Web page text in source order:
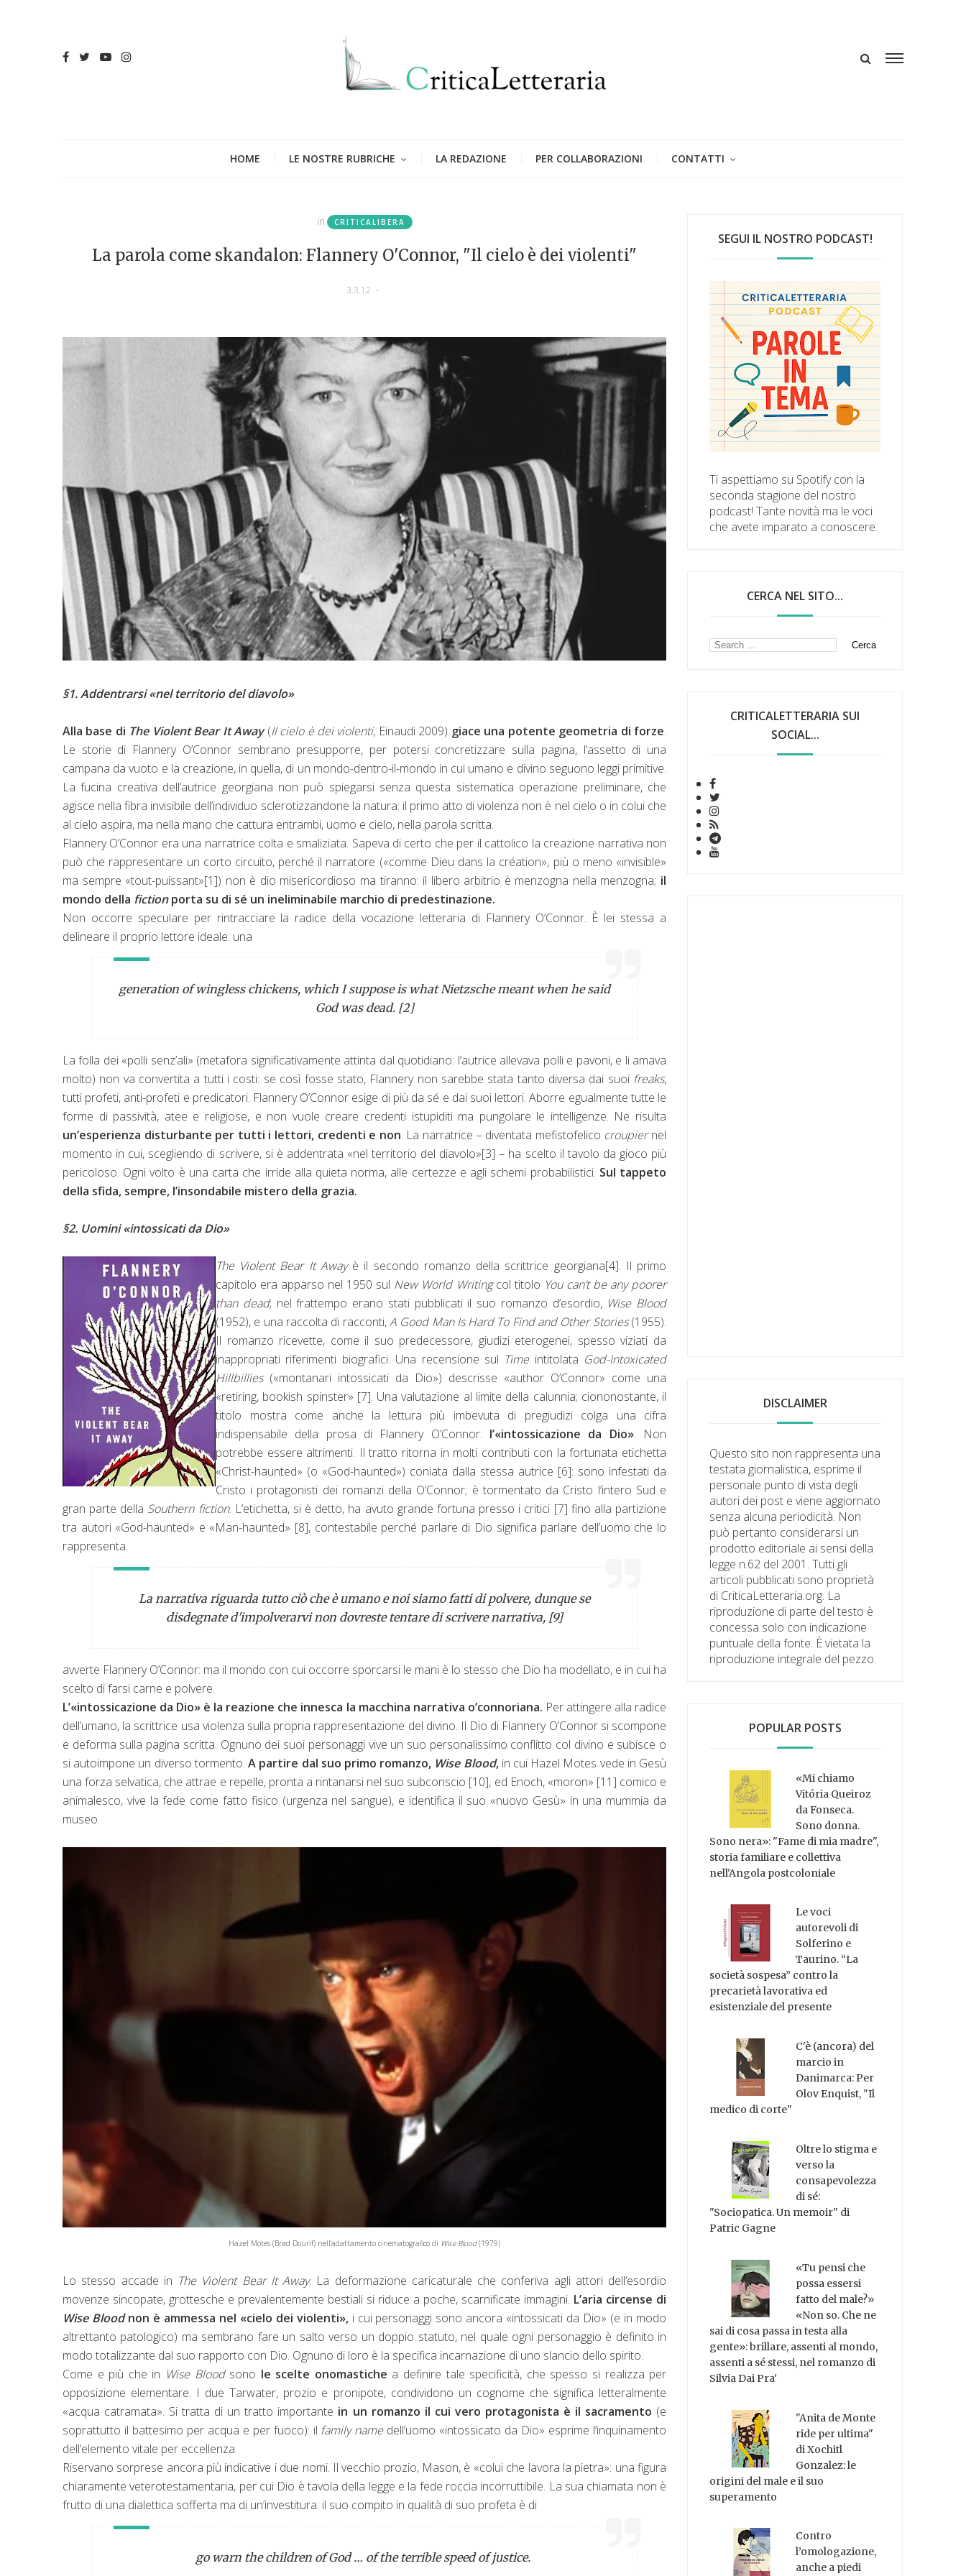
HOME LE NOSTRE RUBRICHE LA REDAZIONE PER COLLABORAZIONI CONTATTI
in CRITICALIBERA
La parola come skandalon: Flannery O'Connor, "Il cielo è dei violenti"
3.3.12 -
§1. Addentrarsi «nel territorio del diavolo»
Alla base di The Violent Bear It Away(Il cielo è dei violenti, Einaudi 2009) giace una potente geometria di forze.
Le storie di Flannery O’Connor sembrano presupporre, per potersi concretizzare sulla pagina, l’assetto di una
campana da vuoto e la creazione, in quella, di un mondo-dentro-il-mondo in cui umano e divino seguono leggi primitive.
La fucina creativa dell’autrice georgiana non può spiegarsi senza questa sistematica operazione preliminare, che
agisce nella fibra invisibile dell’individuo sclerotizzandone la natura: il primo atto di violenza non è nel cielo o in colui che
al cielo aspira, ma nella mano che cattura entrambi, uomo e cielo, nella parola scritta.
Flannery O’Connor era una narratrice colta e smaliziata. Sapeva di certo che per il cattolico la creazione narrativa non
può che rappresentare un corto circuito, perché il narratore («comme Dieu dans la création», più o meno «invisible»
ma sempre «tout-puissant»[1]) non è dio misericordioso ma tiranno: il libero arbitrio è menzogna nella menzogna; il
mondo della fictionporta su di sé un ineliminabile marchio di predestinazione.
Non occorre speculare per rintracciare la radice della vocazione letteraria di Flannery O’Connor. È lei stessa a
delineare il proprio lettore ideale: una
generation of wingless chickens, which I suppose is what Nietzsche meant when he said
God was dead. [2]
La folla dei «polli senz’ali» (metafora significativamente attinta dal quotidiano: l’autrice allevava polli e pavoni, e li amava
molto) non va convertita a tutti i costi: se così fosse stato, Flannery non sarebbe stata tanto diversa dai suoi freaks,
tutti profeti, anti-profeti e predicatori. Flannery O’Connor esige di più da sé e dai suoi lettori. Aborre egualmente tutte le
forme di passività, atee e religiose, e non vuole creare credenti istupiditi ma pungolare le intelligenze. Ne risulta
un’esperienza disturbante per tutti i lettori, credenti e non. La narratrice – diventata mefistofelico croupiernel
momento in cui, scegliendo di scrivere, si è addentrata «nel territorio del diavolo»[3] – ha scelto il tavolo da gioco più
pericoloso. Ogni volto è una carta che irride alla quieta norma, alle certezze e agli schemi probabilistici. Sul tappeto
della sfida, sempre, l’insondabile mistero della grazia.
§2. Uomini «intossicati da Dio»
The Violent Bear It Away è il secondo romanzo della scrittrice georgiana[4]. Il primo
capitolo era apparso nel 1950 sul New World Writingcol titolo You can’t be any poorer
than dead; nel frattempo erano stati pubblicati il suo romanzo d’esordio, Wise Blood
(1952), e una raccolta di racconti,A Good Man Is Hard To Find and Other Stories(1955).
Il romanzo ricevette, come il suo predecessore, giudizi eterogenei, spesso viziati da
inappropriati riferimenti biografici. Una recensione sul Time intitolata God-Intoxicated
Hillbillies(«montanari intossicati da Dio») descrisse «author O’Connor» come una
«retiring, bookish spinster» [7]. Una valutazione al limite della calunnia; ciononostante, il
titolo mostra come anche la lettura più imbevuta di pregiudizi colga una cifra
indispensabile della prosa di Flannery O’Connor: l’«intossicazione da Dio». Non
potrebbe essere altrimenti. Il tratto ritorna in molti contributi con la fortunata etichetta
«Christ-haunted» (o «God-haunted») coniata dalla stessa autrice [6]: sono infestati da
Cristo i protagonisti dei romanzi della O’Connor; è tormentato da Cristo l’intero Sud e
gran parte della Southern fiction. L’etichetta, si è detto, ha avuto grande fortuna presso i critici [7] fino alla partizione
tra autori «God-haunted» e «Man-haunted» [8], contestabile perché parlare di Dio significa parlare dell’uomo che lo
rappresenta.
La narrativa riguarda tutto ciò che è umano e noi siamo fatti di polvere, dunque se
disdegnate d'impolverarvi non dovreste tentare di scrivere narrativa, [9]
avverte Flannery O’Connor: ma il mondo con cui occorre sporcarsi le mani è lo stesso che Dio ha modellato, e in cui ha
scelto di farsi carne e polvere.
L’«intossicazione da Dio» è la reazione che innesca la macchina narrativa o’connoriana. Per attingere alla radice
dell’umano, la scrittrice usa violenza sulla propria rappresentazione del divino. Il Dio di Flannery O’Connor si scompone
e deforma sulla pagina scritta. Ognuno dei suoi personaggi vive un suo personalissimo conflitto col divino e subisce o
si autoimpone un diverso tormento.A partire dal suo primo romanzo, Wise Blood,in cui Hazel Motes vede in Gesù
una forza selvatica, che attrae e repelle, pronta a rintanarsi nel suo subconscio [10], ed Enoch, «moron» [11] comico e
animalesco, vive la fede come fatto fisico (urgenza nel sangue), e identifica il suo «nuovo Gesù» in una mummia da
museo.
Hazel Motes (Brad Dourif) nell'adattamento cinematografico di Wise Blood(1979)
Lo stesso accade in The Violent Bear It Away. La deformazione caricaturale che conferiva agli attori dell’esordio
movenze sincopate, grottesche e prevalentemente bestiali si riduce a poche, scarnificate immagini. L’aria circense di
Wise Bloodnon è ammessa nel «cielo dei violenti»,i cui personaggi sono ancora «intossicati da Dio» (e in modo
altrettanto patologico) ma sembrano fare un salto verso un doppio statuto, nel quale ogni personaggio è definito in
modo totalizzante dal suo rapporto con Dio. Ognuno di loro è la specifica incarnazione di uno slancio dello spirito.
Come e più che in Wise Bloodsono le scelte onomastiche a definire tale specificità, che spesso si realizza per
opposizione elementare. I due Tarwater, prozio e pronipote, condividono un cognome che significa letteralmente
«acqua catramata». Si tratta di un tratto importante in un romanzo il cui vero protagonista è il sacramento (e
soprattutto il battesimo per acqua e per fuoco): il family name dell’uomo «intossicato da Dio» esprime l’inquinamento
dell’elemento vitale per eccellenza.
Riservano sorprese ancora più indicative i due nomi. Il vecchio prozio, Mason, è «colui che lavora la pietra»: una figura
chiaramente veterotestamentaria, per cui Dio è tavola della legge e la fede roccia incorruttibile. La sua chiamata non è
frutto di una dialettica sofferta ma di un’investitura: il suo compito in qualità di suo profeta è di
go warn the children of God … of the terrible speed of justice.
SEGUI IL NOSTRO PODCAST!
Ti aspettiamo su Spotify con la
seconda stagione del nostro
podcast! Tante novità ma le voci
che avete imparato a conoscere.
CERCA NEL SITO...
CRITICALETTERARIA SUI
SOCIAL...
DISCLAIMER
Questo sito non rappresenta una
testata giornalistica, esprime il
personale punto di vista degli
autori dei post e viene aggiornato
senza alcuna periodicità. Non
può pertanto considerarsi un
prodotto editoriale ai sensi della
legge n.62 del 2001. Tutti gli
articoli pubblicati sono proprietà
di CriticaLetteraria.org. La
riproduzione di parte del testo è
concessa solo con indicazione
puntuale della fonte. È vietata la
riproduzione integrale del pezzo.
POPULAR POSTS
«Mi chiamo
Vitória Queiroz
da Fonseca.
Sono donna.
Sono nera»: "Fame di mia madre",
storia familiare e collettiva
nell'Angola postcoloniale
Le voci
autorevoli di
Solferino e
Taurino. “La
società sospesa” contro la
precarietà lavorativa ed
esistenziale del presente
C'è (ancora) del
marcio in
Danimarca: Per
Olov Enquist, "Il
medico di corte"
Oltre lo stigma e
verso la
consapevolezza
di sé:
"Sociopatica. Un memoir" di
Patric Gagne
«Tu pensi che
possa essersi
fatto del male?»
«Non so. Che ne
sai di cosa passa in testa alla
gente»: brillare, assenti al mondo,
assenti a sé stessi, nel romanzo di
Silvia Dai Pra'
"Anita de Monte
ride per ultima"
di Xochitl
Gonzalez: le
origini del male e il suo
superamento
Contro
l’omologazione,
anche a piedi